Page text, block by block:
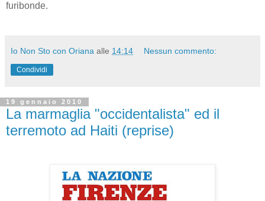
furibonde.
Io Non Sto con Oriana alle 14:14 Nessun commento:
Condividi
19 gennaio 2010
La marmaglia "occidentalista" ed il
terremoto ad Haiti (reprise)